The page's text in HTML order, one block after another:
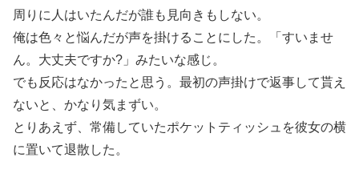
周りに人はいたんだが誰も見向きもしない。
俺は色々と悩んだが声を掛けることにした。「すいませ
ん。大丈夫ですか?」みたいな感じ。
でも反応はなかったと思う。最初の声掛けで返事して貰え
ないと、かなり気まずい。
とりあえず、常備していたポケットティッシュを彼女の横
に置いて退散した。